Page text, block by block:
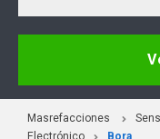
Masrefacciones
Electrónico
Bora